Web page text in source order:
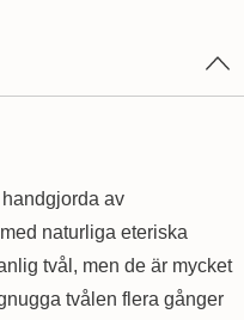
av
naturliga eteriska
tvål, men de är mycket
tvålen flera gånger